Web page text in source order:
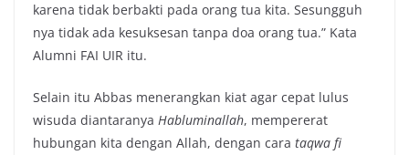
karena tidak berbakti pada orang tua kita. Sesungguh
nya tidak ada kesuksesan tanpa doa orang tua.” Kata
Alumni FAI UIR itu.
Selain itu Abbas menerangkan kiat agar cepat lulus
wisuda diantaranya Habluminallah, mempererat
hubungan kita dengan Allah, dengan cara taqwa fi